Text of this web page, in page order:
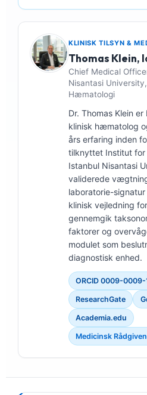
KLINISK TILSYN &
Thomas Klein,
Chief Medical
Nisantasi
Hæmatologi
Dr. Thomas Klein
klinisk hæmatolog
års erfaring inden
tilknyttet Institut
Istanbul Nisantasi
validerede
laboratorie-
klinisk vejledning
gennemgik
faktorer og
modulet som
diagnostisk enhed.
ORCID 0009-
ResearchGate
Academia.edu
Medicinsk